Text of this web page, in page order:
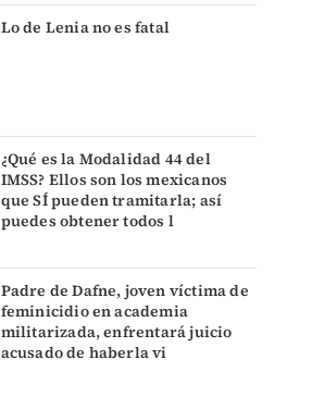
Lo de Lenia no es fatal
¿Qué es la Modalidad 44 del
IMSS? Ellos son los mexicanos
que SÍ pueden tramitarla; así
puedes obtener todos l
Padre de Dafne, joven víctima de
feminicidio en academia
militarizada, enfrentará juicio
acusado de haberla vi